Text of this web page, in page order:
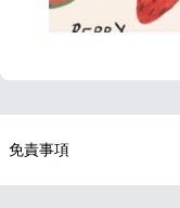
免責事項